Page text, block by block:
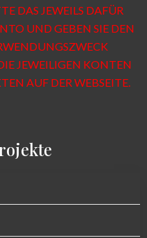
DAS JEWEILS DAFÜR
UND GEBEN SIE DEN
JEWEILIGEN KONTEN
AUF DER WEBSEITE.